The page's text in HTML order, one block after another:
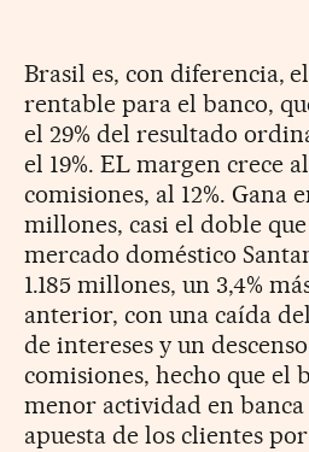
Brasil es, con diferencia,
rentable para el banco,
el 29% del resultado
el 19%. EL margen crece
comisiones, al 12%. Gana
millones, casi el doble
mercado doméstico
1.185 millones, un 3,4%
anterior, con una caída
de intereses y un
comisiones, hecho que el
menor actividad en
apuesta de los clientes